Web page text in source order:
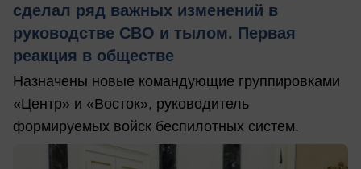
сделал ряд важных изменений в
руководстве СВО и тылом. Первая
реакция в обществе
Назначены новые командующие группировками
«Центр» и «Восток», руководитель
формируемых войск беспилотных систем.